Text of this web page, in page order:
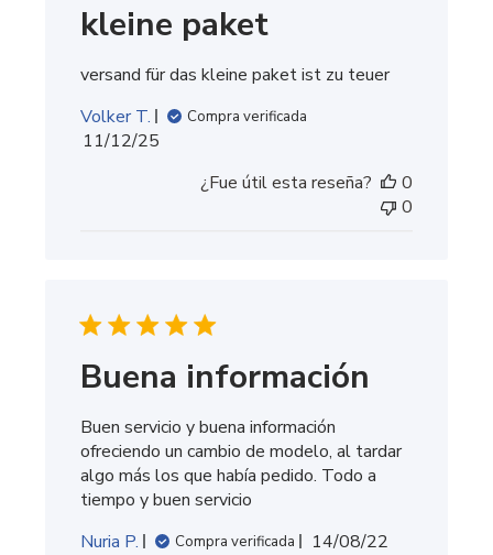
kleine paket
versand für das kleine paket ist zu teuer
Volker T.
Compra verificada
Fecha
publicación
11/12/25
¿Fue útil esta reseña?
0
0
Buena información
Buen servicio y buena información
ofreciendo un cambio de modelo, al tardar
algo más los que había pedido. Todo a
tiempo y buen servicio
Nuria P.
Compra verificada
Fecha
14/08/22